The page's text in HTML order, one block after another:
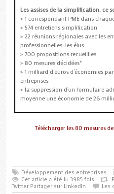
Les assises de la simplification, ce
> 1 correspondant PME dans
> 574 entretiens simplification
> 22 réunions régionales avec les
professionnelles, les élus…
> 700 propositions recueillies
> 80 mesures décidées*
> 1 milliard d’euros d’économies
entreprises
> la suppression d’un formulaire
moyenne une économie de 26
Télécharger les 80 mesures
Développement des entreprises
Cet article a été lu 3985 fois
Twitter Partager sur LinkedIn Les